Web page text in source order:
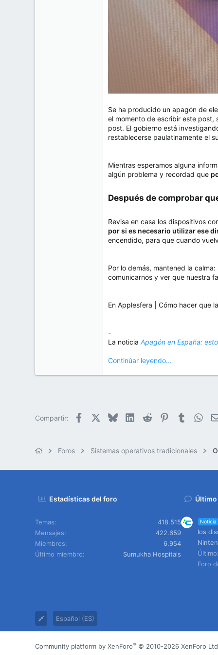
Se ha producido un apagón de
el momento de escribir este post,
post. El gobierno está
restablecerse paulatinamente el
Mientras esperamos alguna
algún problema y recordad que
Después de comprobar
Revisa en casa los dispositivos
por si es necesario utilizar ese
encendido, para que cuando
Por lo demás, mantened la
comunicarnos y ver que nuestra
En Applesfera | Cómo hacer que
-
La noticia Apagón en España:
Continúar leyendo...
Compartir: Facebook BlueskyLinkedIn
Reddit PinterestTumblr
Foros Sistemas operativos tradicionales
Estadísticas del foro
Temas
418.515
Mensajes
422.659
Miembros
6.954
Último miembro
Sumukha Hospitals
Noticia
los
Foro
Español (ES)
Community platform by XenForo® © 2010-2026 XenForo